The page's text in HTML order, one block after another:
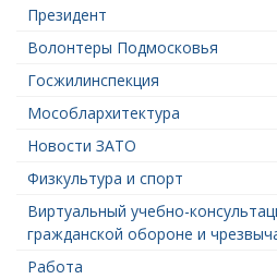
Президент
Волонтеры Подмосковья
Госжилинспекция
Мособлархитектура
Новости ЗАТО
Физкультура и спорт
Виртуальный учебно-
гражданской обороне и
Работа